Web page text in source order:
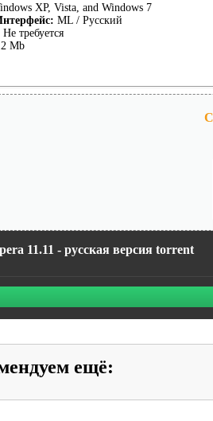
XP, Vista, and Windows 7
ML / Русский
Не требуется
Mb
11.11 - русская версия torrent
ещё: